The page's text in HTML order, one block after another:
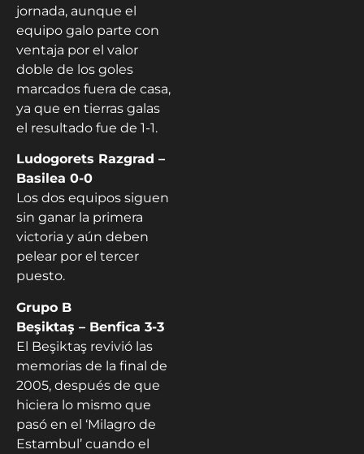
jornada, aunque el
equipo galo parte con
ventaja por el valor
doble de los goles
marcados fuera de casa,
ya que en tierras galas
el resultado fue de 1-1.
Ludogorets Razgrad –
Basilea 0-0
Los dos equipos siguen
sin ganar la primera
victoria y aún deben
pelear por el tercer
puesto.
Grupo B
Beşiktaş – Benfica 3-3
El Beşiktaş revivió las
memorias de la final de
2005, después de que
hiciera lo mismo que
pasó en el ‘Milagro de
Estambul’ cuando el